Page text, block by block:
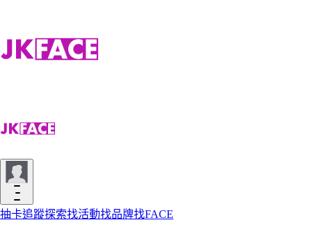
抽卡追蹤探索找活動找品牌找FACE